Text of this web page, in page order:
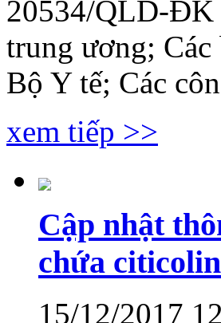
20534/QLD-ĐK
trung ương;
Bộ Y tế; Các
xem tiếp >>
Cập nhật
chứa
15/12/2017